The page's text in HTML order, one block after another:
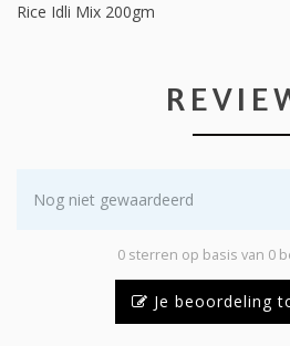
Rice Idli Mix 200gm
Nog niet gewaardeerd
0 sterren op basis van 0
Je beoordeling